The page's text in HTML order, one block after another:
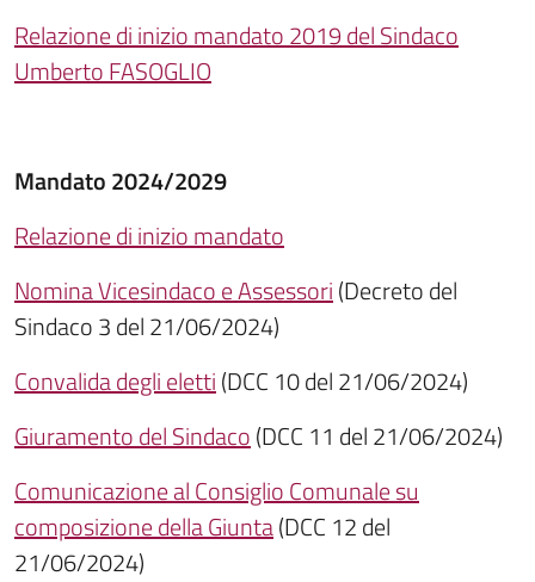
Relazione di inizio mandato 2019 del Sindaco
Umberto FASOGLIO
Mandato 2024/2029
Relazione di inizio mandato
Nomina Vicesindaco e Assessori(Decreto del
Sindaco 3 del 21/06/2024)
Convalida degli eletti(DCC 10 del 21/06/2024)
Giuramento del Sindaco(DCC 11 del 21/06/2024)
Comunicazione al Consiglio Comunale su
composizione della Giunta(DCC 12 del
21/06/2024)